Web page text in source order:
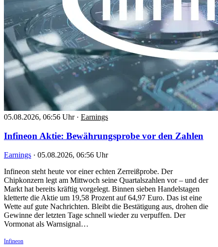
05.08.2026, 06:56 Uhr · Earnings
Infineon Aktie: Bewährungsprobe vor den Zahlen
Earnings · 05.08.2026, 06:56 Uhr
Infineon steht heute vor einer echten Zerreißprobe. Der
Chipkonzern legt am Mittwoch seine Quartalszahlen vor – und der
Markt hat bereits kräftig vorgelegt. Binnen sieben Handelstagen
kletterte die Aktie um 19,58 Prozent auf 64,97 Euro. Das ist eine
Wette auf gute Nachrichten. Bleibt die Bestätigung aus, drohen die
Gewinne der letzten Tage schnell wieder zu verpuffen. Der
Vormonat als Warnsignal…
Infineon